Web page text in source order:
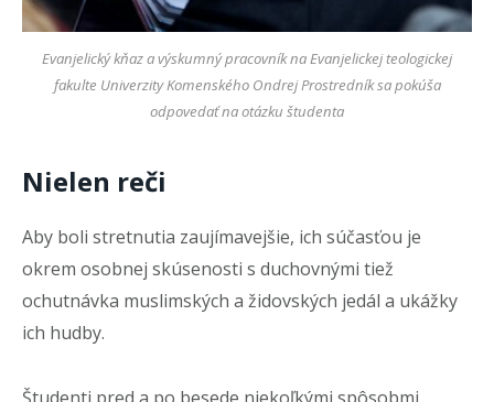
Evanjelický kňaz a výskumný pracovník na Evanjelickej teologickej
fakulte Univerzity Komenského Ondrej Prostredník sa pokúša
odpovedať na otázku študenta
Nielen reči
Aby boli stretnutia zaujímavejšie, ich súčasťou je
okrem osobnej skúsenosti s duchovnými tiež
ochutnávka muslimských a židovských jedál a ukážky
ich hudby.